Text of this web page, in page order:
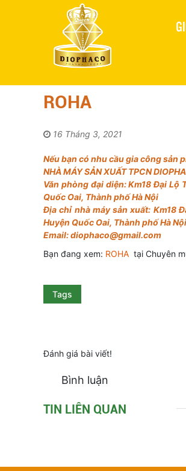
Trang chủ ĐỐI TÁC CỦA
ROHA
16 Tháng 3, 2021
Nếu bạn có nhu cầu gia công sản
NHÀ MÁY SẢN XUẤT TPCN
Văn phòng đại diện: Km18 Đại Lộ
Quốc Oai, Thành phố Hà Nội
Địa chỉ nhà máy sản xuất: Km18
Huyện Quốc Oai, Thành phố Hà Nội
Email: diophaco@gmail.com
Bạn đang xem: ROHA tại Chuyên
Tags
Đánh giá bài viết!
Bình luận
TIN LIÊN QUAN